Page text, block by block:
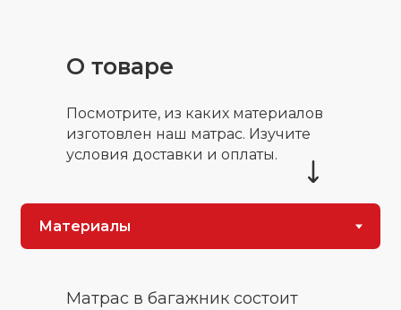
О товаре
Посмотрите, из каких материалов
изготовлен наш матрас. Изучите
условия доставки и оплаты.
Матрас в багажник состоит